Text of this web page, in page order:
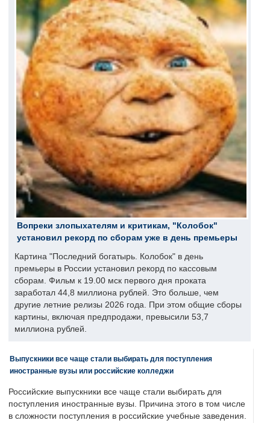
Вопреки злопыхателям и критикам, "Колобок"
установил рекорд по сборам уже в день премьеры
Картина "Последний богатырь. Колобок" в день
премьеры в России установил рекорд по кассовым
сборам. Фильм к 19.00 мск первого дня проката
заработал 44,8 миллиона рублей. Это больше, чем
другие летние релизы 2026 года. При этом общие сборы
картины, включая предпродажи, превысили 53,7
миллиона рублей.
Выпускники все чаще стали выбирать для поступления
иностранные вузы или российские колледжи
Российские выпускники все чаще стали выбирать для
поступления иностранные вузы. Причина этого в том числе
в сложности поступления в российские учебные заведения.